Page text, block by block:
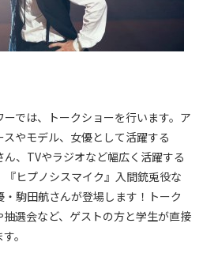
では、トークショーを行います。ア
やモデル、女優として活躍する
ん、TVやラジオなど幅広く活躍する
ヒプノシスマイク』入間銃兎役な
駒田航さんが登場します！トーク
選会など、ゲストの方と学生が直接
。